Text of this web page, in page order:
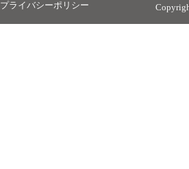
プライバシーポリシー